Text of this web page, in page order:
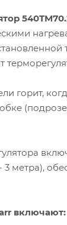
горит,
метра),
включают: